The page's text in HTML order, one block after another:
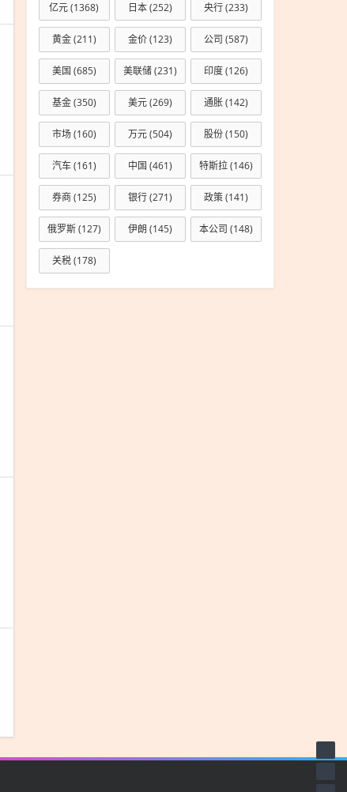
亿元(1368) 日本(252) 央行(233)
黄金(211) 金价(123) 公司 (587)
美国 (685) 美联储(231) 印度(126)
基金(350) 美元(269) 通胀(142)
市场(160) 万元(504) 股份(150)
汽车(161) 中国 (461) 特斯拉(146)
券商(125) 银行(271) 政策(141)
俄罗斯(127) 伊朗 (145) 本公司 (148)
关税(178)